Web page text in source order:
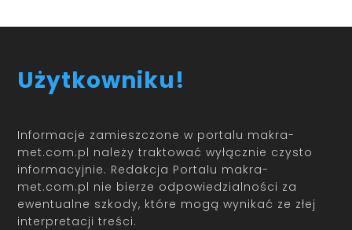
Użytkowniku!
Informacje zamieszczone w portalu makra-
met.com.pl należy traktować wyłącznie czysto
informacyjnie. Redakcja Portalu makra-
met.com.pl nie bierze odpowiedzialności za
ewentualne szkody, które mogą wynikać ze złej
interpretacji treści.